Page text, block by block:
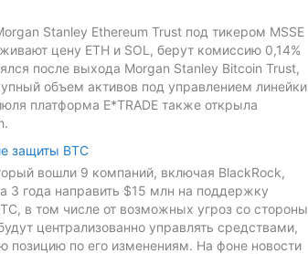
Stanley Ethereum Trust под тикером MSSE
цену ETH и SOL, берут комиссию 0,14%
после выхода Morgan Stanley Bitcoin Trust,
объем активов под управлением линейки
платформа E*TRADE также открыла
защиты BTC
вошли 9 компаний, включая BlackRock,
3 года направить $15 млн на поддержку
в том числе от возможных угроз со стороны
централизованно управлять средствами,
позицию по его изменениям. На фоне новости